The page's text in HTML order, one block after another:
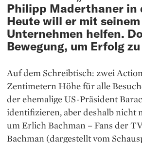
Philipp Maderthaner in
Heute will er mit
Unternehmen helfen.
Bewegung, um Erfolg
Auf dem Schreibtisch: zwei
Zentimetern Höhe für alle
der ehemalige US-Präsident
identifizieren, aber deshalb nicht
um Erlich Bachman – Fans der
Bachman (dargestellt vom